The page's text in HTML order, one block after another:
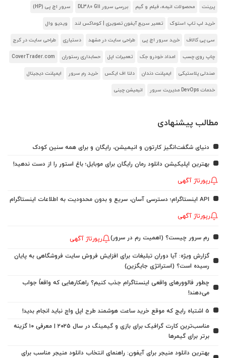
پرینت محصولات انیمه، فیلم و گیم بررسی سرور DL380 G11 سرور اچ پی (HP)
خرید لپ تاپ استوک تعمیر سریع آیفون تصویری | کوماکس لند ویدیو وال
سی پی کالاف خرید سرور اچ پی طراحی سایت در مشهد دستیاری طراحی سایت در کرج
چاپ روی چسب امداد خودرو جک تعمیرات اپل حسابداری رستوران CoverTrader.com
صندلی پلاستیکی ایمپلنت دندان دلتا اف ایکس خرید رم سرور ایمپلنت دیجیتال
خدمات DevOps مدیریت سرور انیمیشن چینی
مطالب پیشنهادی
دنیای شگفت‌انگیز کارتون و انیمیشن، رایگان و برای همه سنین کودک
بهترین اپلیکیشن دانلود رمان رایگان برای موبایل؛ باغ استور را از دست ندهید!
رپورتاژ آگهی
API اینستاگرام؛ دسترسی آسان، سریع و بدون محدودیت به اطلاعات اینستاگرام
رپورتاژ آگهی
رم سرور چیست؟ (اهمیت رم در سرور) رپورتاژ آگهی
گزارش ویژه: آیا دوران تبلیغات برای افزایش فروش سایت فروشگاهی به پایان
رسیده است؟ (استراتژی جایگزین)
چطور فالوورهای واقعی اینستاگرام جذب کنیم؟ راهکارهایی که واقعاً جواب
می‌دهند!
5 اشتباه رایج که موقع خرید ساعت هوشمند طرح اپل واچ نباید انجام بدید!
مناسب‌ترین کارت گرافیک برای بازی و گیمینگ در سال ۲۰۲۵ | معرفی ۱۰ گزینه
برتر برای گیمرها
بهترین دانلود منیجر برای آیفون: راهنمای انتخاب دانلود منیجر مناسب برای